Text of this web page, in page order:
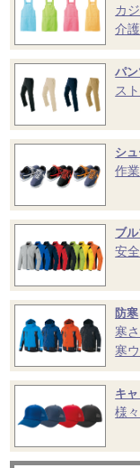
カ
介
パン
ス
シ
作
ブ
安
防寒
寒
寒
キ
様